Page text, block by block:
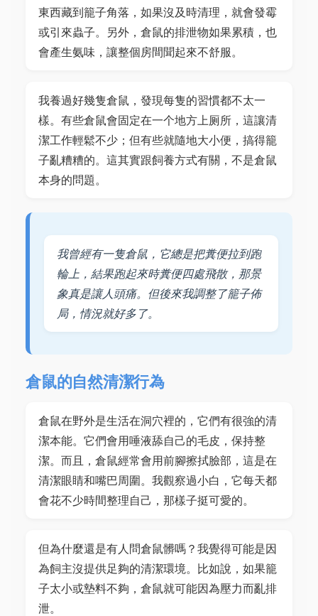
東西藏到籠子角落，如果沒及時清理，就會發霉
或引來蟲子。另外，倉鼠的排泄物如果累積，也
會產生氨味，讓整個房間聞起來不舒服。
我養過好幾隻倉鼠，發現每隻的習慣都不太一
樣。有些倉鼠會固定在一个地方上厕所，這讓清
潔工作輕鬆不少；但有些就隨地大小便，搞得籠
子亂糟糟的。這其實跟飼養方式有關，不是倉鼠
本身的問題。
我曾經有一隻倉鼠，它總是把糞便拉到跑
輪上，結果跑起來時糞便四處飛散，那景
象真是讓人頭痛。但後來我調整了籠子佈
局，情況就好多了。
倉鼠的自然清潔行為
倉鼠在野外是生活在洞穴裡的，它們有很強的清
潔本能。它們會用唾液舔自己的毛皮，保持整
潔。而且，倉鼠經常會用前腳擦拭臉部，這是在
清潔眼睛和嘴巴周圍。我觀察過小白，它每天都
會花不少時間整理自己，那樣子挺可愛的。
但為什麼還是有人問倉鼠髒嗎？我覺得可能是因
為飼主沒提供足夠的清潔環境。比如說，如果籠
子太小或墊料不夠，倉鼠就可能因為壓力而亂排
泄。